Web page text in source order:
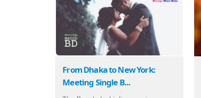
From Dhaka to New York:
Meeting Single B...